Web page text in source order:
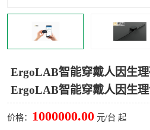
ErgoLAB智能穿戴人因生
ErgoLAB智能穿戴人因生
价格： 1000000.00 元/台 起